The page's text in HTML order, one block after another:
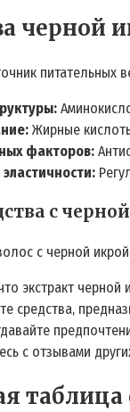
черной
питательных
Жирные
факторов:
с
с черной
экстракт
средства‚
с отзывами
таблица